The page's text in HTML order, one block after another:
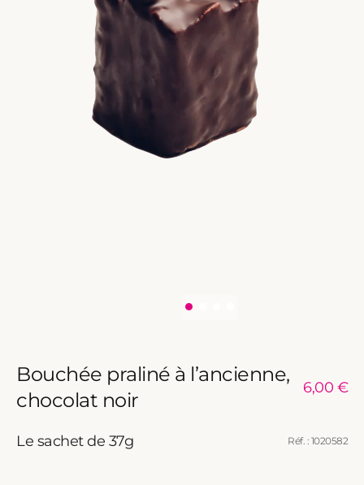
Bouchée praliné à l’ancienne,
chocolat noir
Prix
6,00 €
Le sachet de 37g Réf. : 1020582